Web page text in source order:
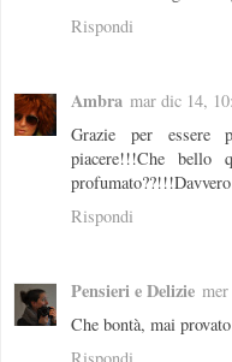
Rispondi
Ambra mar dic 14,
Grazie per essere
piacere!!!Che bello
Rispondi
Pensieri e Delizie
Che bontà, mai